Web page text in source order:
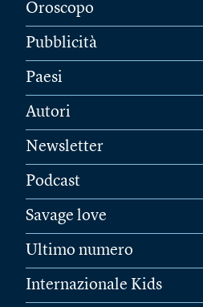
Oroscopo
Pubblicità
Paesi
Autori
Newsletter
Podcast
Savage love
Ultimo numero
Internazionale Kids